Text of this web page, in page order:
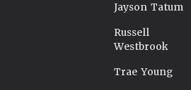
Jayson Tatum
Russell
Westbrook
Trae Young